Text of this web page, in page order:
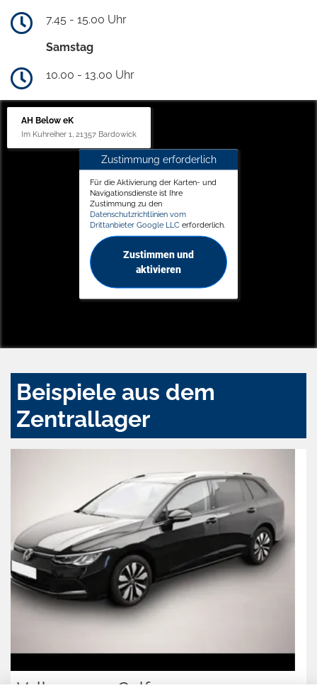
7.45 - 15.00 Uhr
Samstag
10.00 - 13.00 Uhr
AH Below eK
Im Kuhreiher 1, 21357 Bardowick
Zustimmung erforderlich
Für die Aktivierung der Karten- und
Navigationsdienste ist Ihre
Zustimmung zu den
Datenschutzrichtlinien vom
Drittanbieter Google LLC erforderlich.
Zustimmen und
aktivieren
Beispiele aus dem
Zentrallager
Fiat Grande Panda